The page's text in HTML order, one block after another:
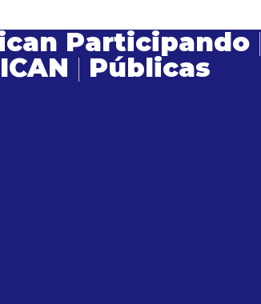
Participando|
| Públicas